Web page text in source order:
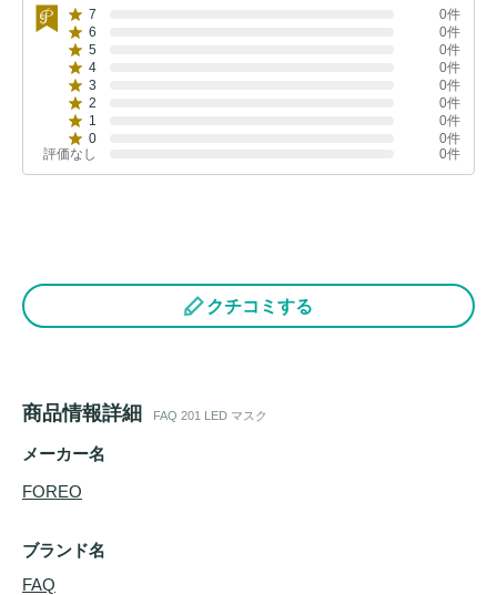
7
0件
6
0件
5
0件
4
0件
3
0件
2
0件
1
0件
0
0件
評価なし
0件
クチコミする
商品情報詳細 FAQ 201 LED マスク
メーカー名
FOREO
ブランド名
FAQ